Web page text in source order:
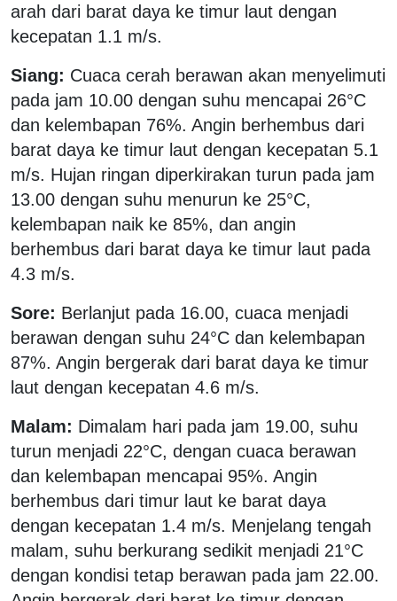
arah dari barat daya ke timur laut dengan
kecepatan 1.1 m/s.
Siang: Cuaca cerah berawan akan menyelimuti
pada jam 10.00 dengan suhu mencapai 26°C
dan kelembapan 76%. Angin berhembus dari
barat daya ke timur laut dengan kecepatan 5.1
m/s. Hujan ringan diperkirakan turun pada jam
13.00 dengan suhu menurun ke 25°C,
kelembapan naik ke 85%, dan angin
berhembus dari barat daya ke timur laut pada
4.3 m/s.
Sore: Berlanjut pada 16.00, cuaca menjadi
berawan dengan suhu 24°C dan kelembapan
87%. Angin bergerak dari barat daya ke timur
laut dengan kecepatan 4.6 m/s.
Malam: Dimalam hari pada jam 19.00, suhu
turun menjadi 22°C, dengan cuaca berawan
dan kelembapan mencapai 95%. Angin
berhembus dari timur laut ke barat daya
dengan kecepatan 1.4 m/s. Menjelang tengah
malam, suhu berkurang sedikit menjadi 21°C
dengan kondisi tetap berawan pada jam 22.00.